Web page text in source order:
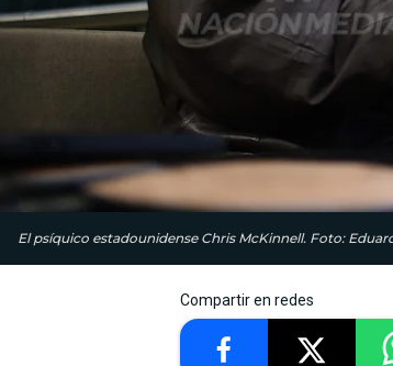
El psíquico estadounidense Chris McKinnell. Foto:
Compartir en redes